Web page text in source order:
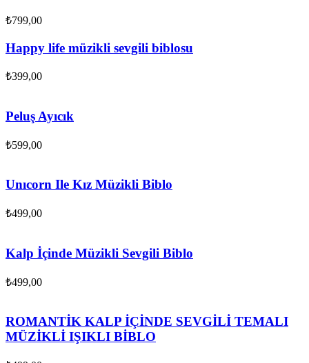
₺799,00
Happy life müzikli sevgili biblosu
₺399,00
Peluş Ayıcık
₺599,00
Unıcorn Ile Kız Müzikli Biblo
₺499,00
Kalp İçinde Müzikli Sevgili Biblo
₺499,00
ROMANTİK KALP İÇİNDE SEVGİLİ TEMALI
MÜZİKLİ IŞIKLI BİBLO